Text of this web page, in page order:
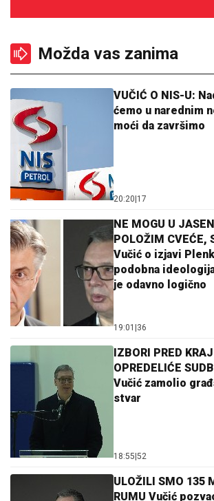
Možda vas zanima
VUČIĆ O NIS-U:
ćemo u narednim
moći da završimo
20:20 17
NE MOGU U
POLOŽIM CVEĆE,
Vučić o izjavi
podobna
je odavno logično
19:01 36
IZBORI PRED
OPREDELIĆE
Vučić zamolio
stvar
18:55 52
ULOŽILI SMO 135
RUMU Vučić